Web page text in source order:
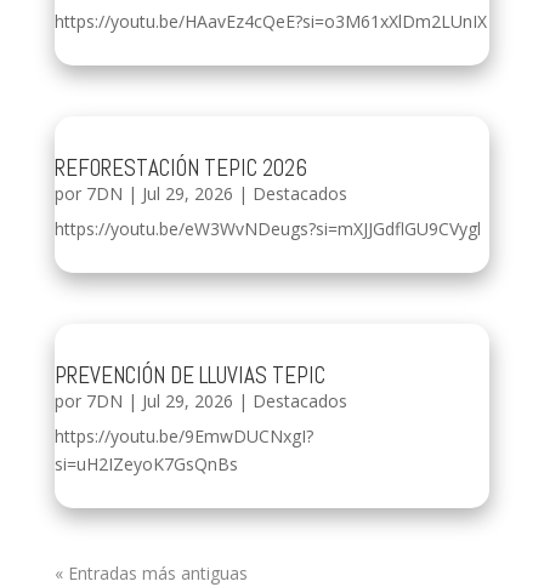
https://youtu.be/HAavEz4cQeE?si=o3M61xXlDm2LUnIX
REFORESTACIÓN TEPIC 2026
por 7DN | Jul 29, 2026 | Destacados
https://youtu.be/eW3WvNDeugs?si=mXJJGdflGU9CVygl
PREVENCIÓN DE LLUVIAS TEPIC
por 7DN | Jul 29, 2026 | Destacados
https://youtu.be/9EmwDUCNxgI?
si=uH2IZeyoK7GsQnBs
« Entradas más antiguas